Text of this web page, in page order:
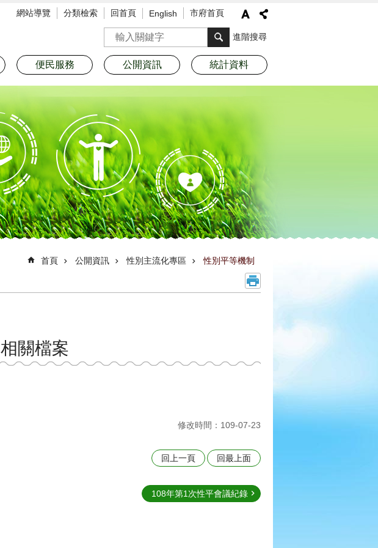
網站導覽 分類檢索 回首頁 English 市府首頁
搜尋 進階搜尋
便民服務 公開資訊 統計資料
首頁 公開資訊 性別主流化專區 性別平等機制
相關檔案
修改時間：109-07-23
回上一頁 回最上面
108年第1次性平會議紀錄